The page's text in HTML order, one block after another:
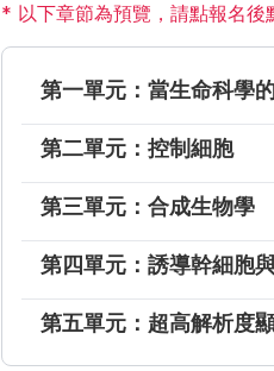
* 以下章節為預覽，請點報名後
第一單元：當生命科學
第二單元：控制細胞
第三單元：合成生物學
第四單元：誘導幹細胞
第五單元：超高解析度